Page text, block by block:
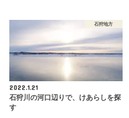
石狩地方
2022.1.21
石狩川の河口辺りで、けあらしを探
す